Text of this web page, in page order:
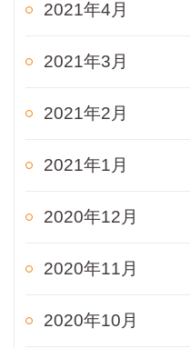
2021年4月
2021年3月
2021年2月
2021年1月
2020年12月
2020年11月
2020年10月